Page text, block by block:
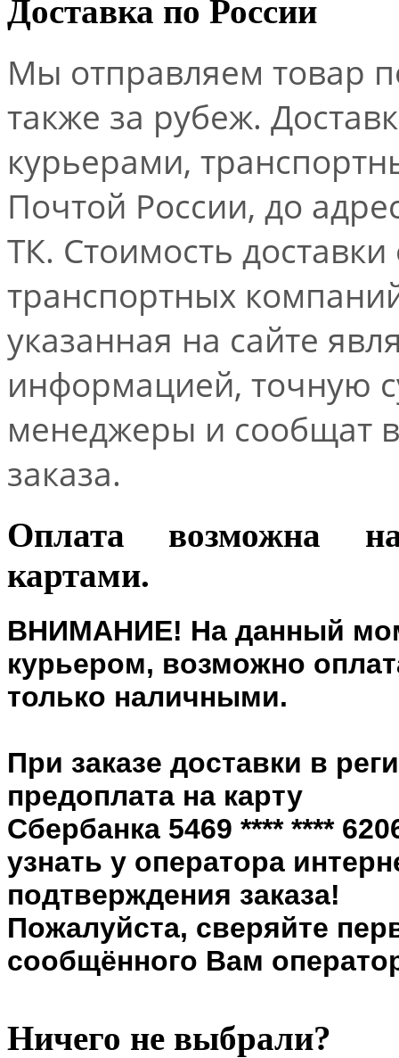
Доставка по России
Мы отправляем товар
также за рубеж.
курьерами,
Почтой России, до
ТК. Стоимость
транспортных
указанная на сайте
информацией, точную
менеджеры и сообщат
заказа.
Оплата возможна
картами.
ВНИМАНИЕ! На данный
курьером, возможно
только наличными.
При заказе доставки в
предоплата на карту
Сбербанка 5469 **** ****
узнать у оператора
подтверждения заказа!
Пожалуйста, сверяйте
сообщённого Вам
Ничего не выбрали?